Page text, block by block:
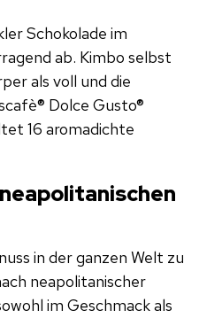
Schokolade im
ab. Kimbo selbst
als voll und die
Dolce Gusto®
16 aromadichte
in der ganzen Welt zu
neapolitanischer
im Geschmack als